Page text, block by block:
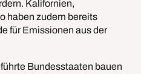
Kalifornien,
haben zudem bereits
für Emissionen aus der
Bundesstaaten bauen